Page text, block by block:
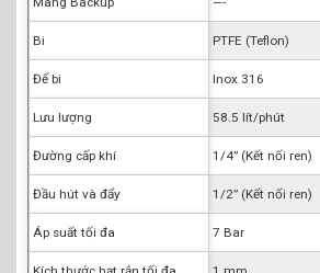
Bi PTFE (Teflon)
Đế bi Inox 316
Lưu lượng 58.5 lít/phút
Đường cấp khí 1/4” (Kết nối ren)
Đầu hút và đẩy 1/2” (Kết nối ren)
Áp suất tối đa 7 Bar